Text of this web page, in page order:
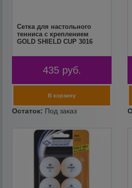
Сетка для настольного
тенниса с креплением
GOLD SHIELD CUP 3016
435 руб.